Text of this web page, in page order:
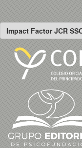
Impact Factor JCR